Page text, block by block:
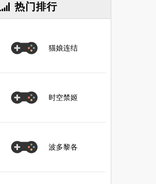
热门排行
猫娘连结
时空禁姬
波多黎各